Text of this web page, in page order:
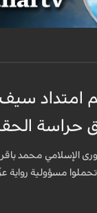
امتداد سيف
حراسة
الإسلامي محمد
مسؤولية رواية